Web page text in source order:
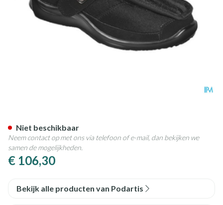
€ 106,30
Niet beschikbaar
Neem contact op met ons via telefoon of e-mail, dan bekijken we
samen de mogelijkheden.
Bekijk alle producten van Podartis